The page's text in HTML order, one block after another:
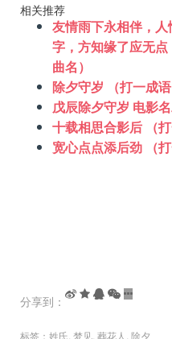
相关推荐
友情雨下永相伴，
字，方知缘了应无
曲名）
除夕守岁 （打一成语
戊辰除夕守岁 电影
十载相思合影后 （打
宽心点点添后劲 （打
分享到：
标签： 姓氏 梦见 葬花人 除夕